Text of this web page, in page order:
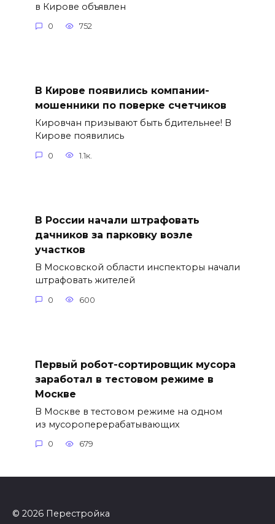
в Кирове объявлен
0 752
В Кирове появились компании-
мошенники по поверке счетчиков
Кировчан призывают быть бдительнее! В
Кирове появились
0 1.1к.
В России начали штрафовать
дачников за парковку возле
участков
В Московской области инспекторы начали
штрафовать жителей
0 600
Первый робот-сортировщик мусора
заработал в тестовом режиме в
Москве
В Москве в тестовом режиме на одном
из мусороперерабатывающих
0 679
© 2026 Перестройка